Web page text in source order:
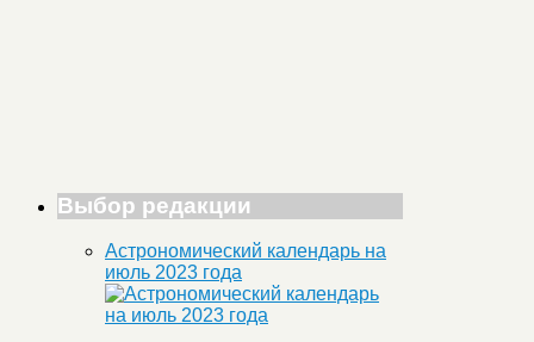
Выбор редакции
Астрономический календарь на
июль 2023 года